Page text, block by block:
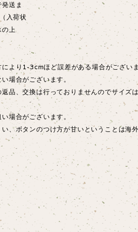
送ま
入荷状
の上
より1-3cmほど誤差がある場合がござい
場合がございます。
品、交換は行っておりませんのでサイズ
い場合がございます。
、ボタンのつけ方が甘いということは海